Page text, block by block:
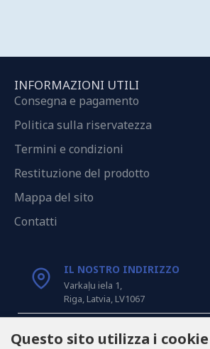
INFORMAZIONI UTILI
Consegna e pagamento
Politica sulla riservatezza
Termini e condizioni
Restituzione del prodotto
Mappa del sito
Contatti
IL NOSTRO INDIRIZZO
Varkaļu iela 1,
Riga, Latvia, LV1067
CHIAMACI
Questo sito utilizza i cookie